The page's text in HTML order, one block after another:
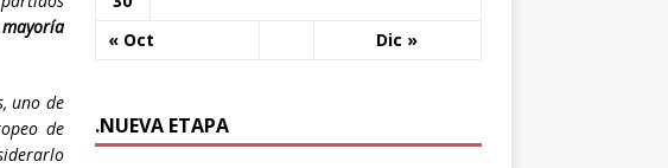
uno de
de
« Oct Dic »
.NUEVA ETAPA